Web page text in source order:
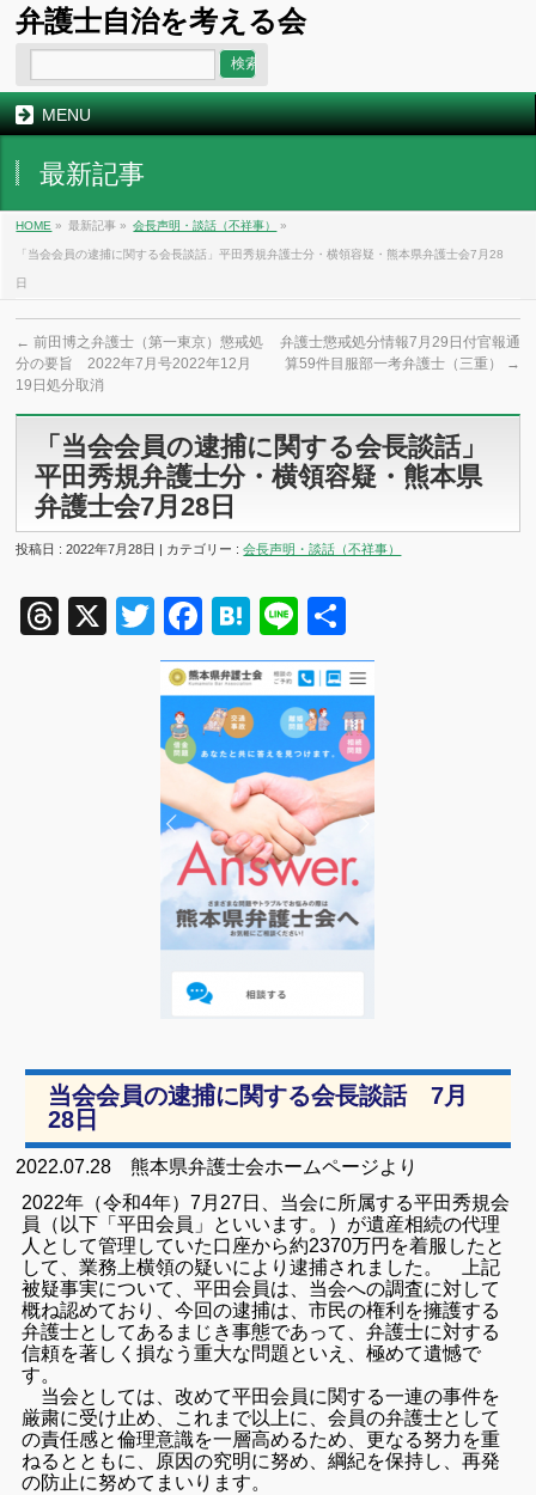
弁護士自治を考える会
MENU
最新記事
HOME » 最新記事 » 会長声明・談話（不祥事） »
「当会会員の逮捕に関する会長談話」平田秀規弁護士分・横領容疑・熊本県弁護士会7月28
日
← 前田博之弁護士（第一東京）懲戒処
分の要旨 2022年7月号2022年12月
19日処分取消
弁護士懲戒処分情報7月29日付官報通
算59件目服部一考弁護士（三重）
→
「当会会員の逮捕に関する会長談話」
平田秀規弁護士分・横領容疑・熊本県
弁護士会7月28日
投稿日 : 2022年7月28日 | カテゴリー :会長声明・談話（不祥事）
Threads
X TwitterFacebook
Hatena
Line
有
当会会員の逮捕に関する会長談話 7月
28日
2022.07.28 熊本県弁護士会ホームページより
2022年（令和4年）7月27日、当会に所属する平田秀規会
員（以下「平田会員」といいます。）が遺産相続の代理
人として管理していた口座から約2370万円を着服したと
して、業務上横領の疑いにより逮捕されました。
上記
被疑事実について、平田会員は、当会への調査に対して
概ね認めており、今回の逮捕は、市民の権利を擁護する
弁護士としてあるまじき事態であって、弁護士に対する
信頼を著しく損なう重大な問題といえ、極めて遺憾で
す。
当会としては、改めて平田会員に関する一連の事件を
厳粛に受け止め、これまで以上に、会員の弁護士として
の責任感と倫理意識を一層高めるため、更なる努力を重
ねるとともに、原因の究明に努め、綱紀を保持し、再発
の防止に努めてまいります。